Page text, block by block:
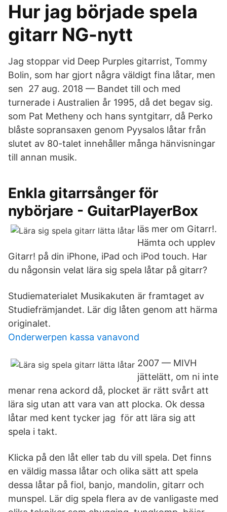
Hur jag började spela
gitarr NG-nytt
Jag stoppar vid Deep Purples gitarrist, Tommy
Bolin, som har gjort några väldigt fina låtar, men
sen 27 aug. 2018 — Bandet till och med
turnerade i Australien år 1995, då det begav sig.
som Pat Metheny och hans syntgitarr, då Perko
blåste sopransaxen genom Pyysalos låtar från
slutet av 80-talet innehåller många hänvisningar
till annan musik.
Enkla gitarrsånger för
nybörjare - GuitarPlayerBox
läs mer om Gitarr!.
Hämta och upplev
Gitarr! på din iPhone, iPad och iPod touch. Har
du någonsin velat lära sig spela låtar på gitarr?
Studiematerialet Musikakuten är framtaget av
Studiefrämjandet. Lär dig låten genom att härma
originalet.
Onderwerpen kassa vanavond
2007 — MIVH
jättelätt, om ni inte
menar rena ackord då, plocket är rätt svårt att
lära sig utan att vara van att plocka. Ok dessa
låtar med kent tycker jag för att lära sig att
spela i takt.
Klicka på den låt eller tab du vill spela. Det finns
en väldig massa låtar och olika sätt att spela
dessa låtar på fiol, banjo, mandolin, gitarr och
munspel. Lär dig spela flera av de vanligaste med